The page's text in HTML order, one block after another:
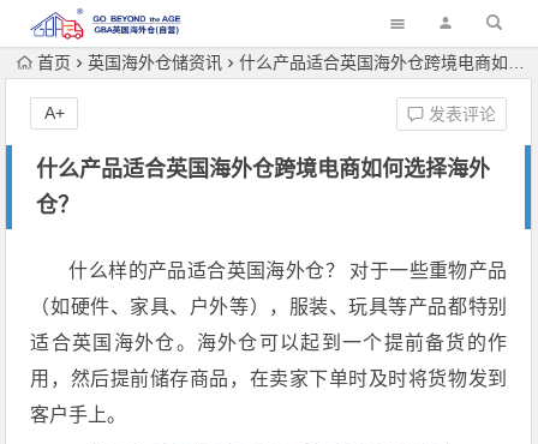
首页 英国海外仓储资讯 什么产品适合英国海外仓跨境电商如何选择海外仓？
什么产品适合英国海外仓跨境电商如何选择海外
仓？
发表评论
A+
什么样的产品适合英国海外仓？ 对于一些重物产品
（如硬件、家具、户外等），服装、玩具等产品都特别
适合英国海外仓。海外仓可以起到一个提前备货的作
用，然后提前储存商品，在卖家下单时及时将货物发到
客户手上。